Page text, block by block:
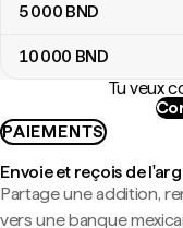
5 000 BND
10 000 BND
Tu veux
PAIEMENTS
Envoie et reçois de
Partage une addition,
vers une banque